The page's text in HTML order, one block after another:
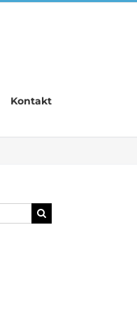
Kontakt